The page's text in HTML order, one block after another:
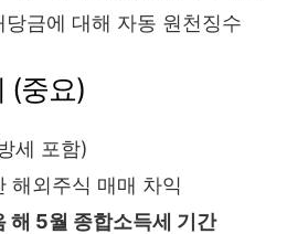
당금에 대해 자동 원천징수
(중요)
세 포함)
해외주식 매매 차익
해 5월 종합소득세 기간